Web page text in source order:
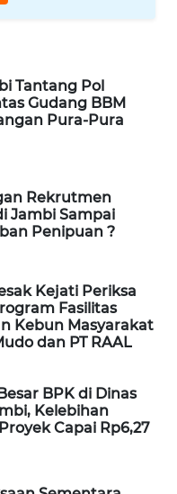
Tantang Pol
Gudang BBM
Pura-Pura
Rekrutmen
Jambi Sampai
Penipuan ?
Kejati Periksa
Fasilitas
Kebun Masyarakat
dan PT RAAL
BPK di Dinas
Kelebihan
Capai Rp6,27